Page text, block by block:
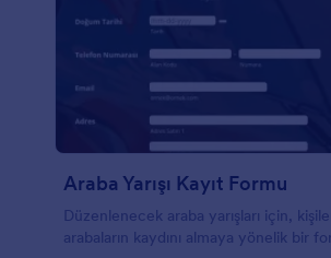
Araba Yarışı Kayıt Formu
Düzenlenecek araba yarışları için,
arabaların kaydını almaya yönelik bir